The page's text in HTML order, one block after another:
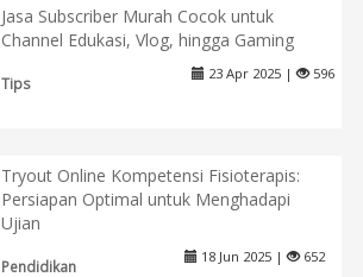
Jasa Subscriber Murah Cocok untuk
Channel Edukasi, Vlog, hingga Gaming
Tips
23 Apr 2025 | 596
Tryout Online Kompetensi Fisioterapis:
Persiapan Optimal untuk Menghadapi
Ujian
Pendidikan
18 Jun 2025 | 652